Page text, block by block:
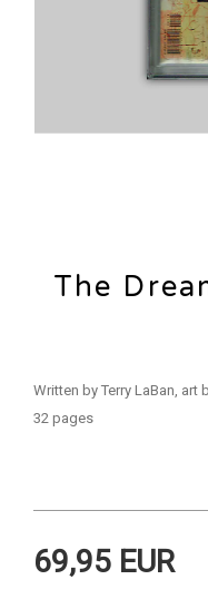
The
Written by Terry LaBan, art
32 pages
69,95 EUR